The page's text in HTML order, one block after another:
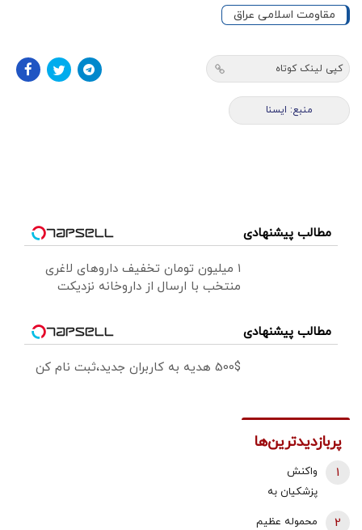
مقاومت اسلامی عراق
کپی لینک کوتاه
منبع: ايسنا
مطالب پیشنهادی
۱ میلیون تومان تخفیف داروهای لاغری
منتخب با ارسال از داروخانه نزدیکت
مطالب پیشنهادی
500$ هدیه به کاربران جدید،ثبت نام کن
پربازدیدترین‌ها
واکنش
پزشکیان به
1
محموله عظیم 2